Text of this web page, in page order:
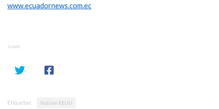
www.ecuadornews.com.ec
SHARE
Etiquetas: Noticias EEUU